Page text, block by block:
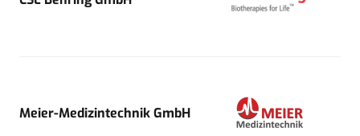
Meier-Medizintechnik GmbH